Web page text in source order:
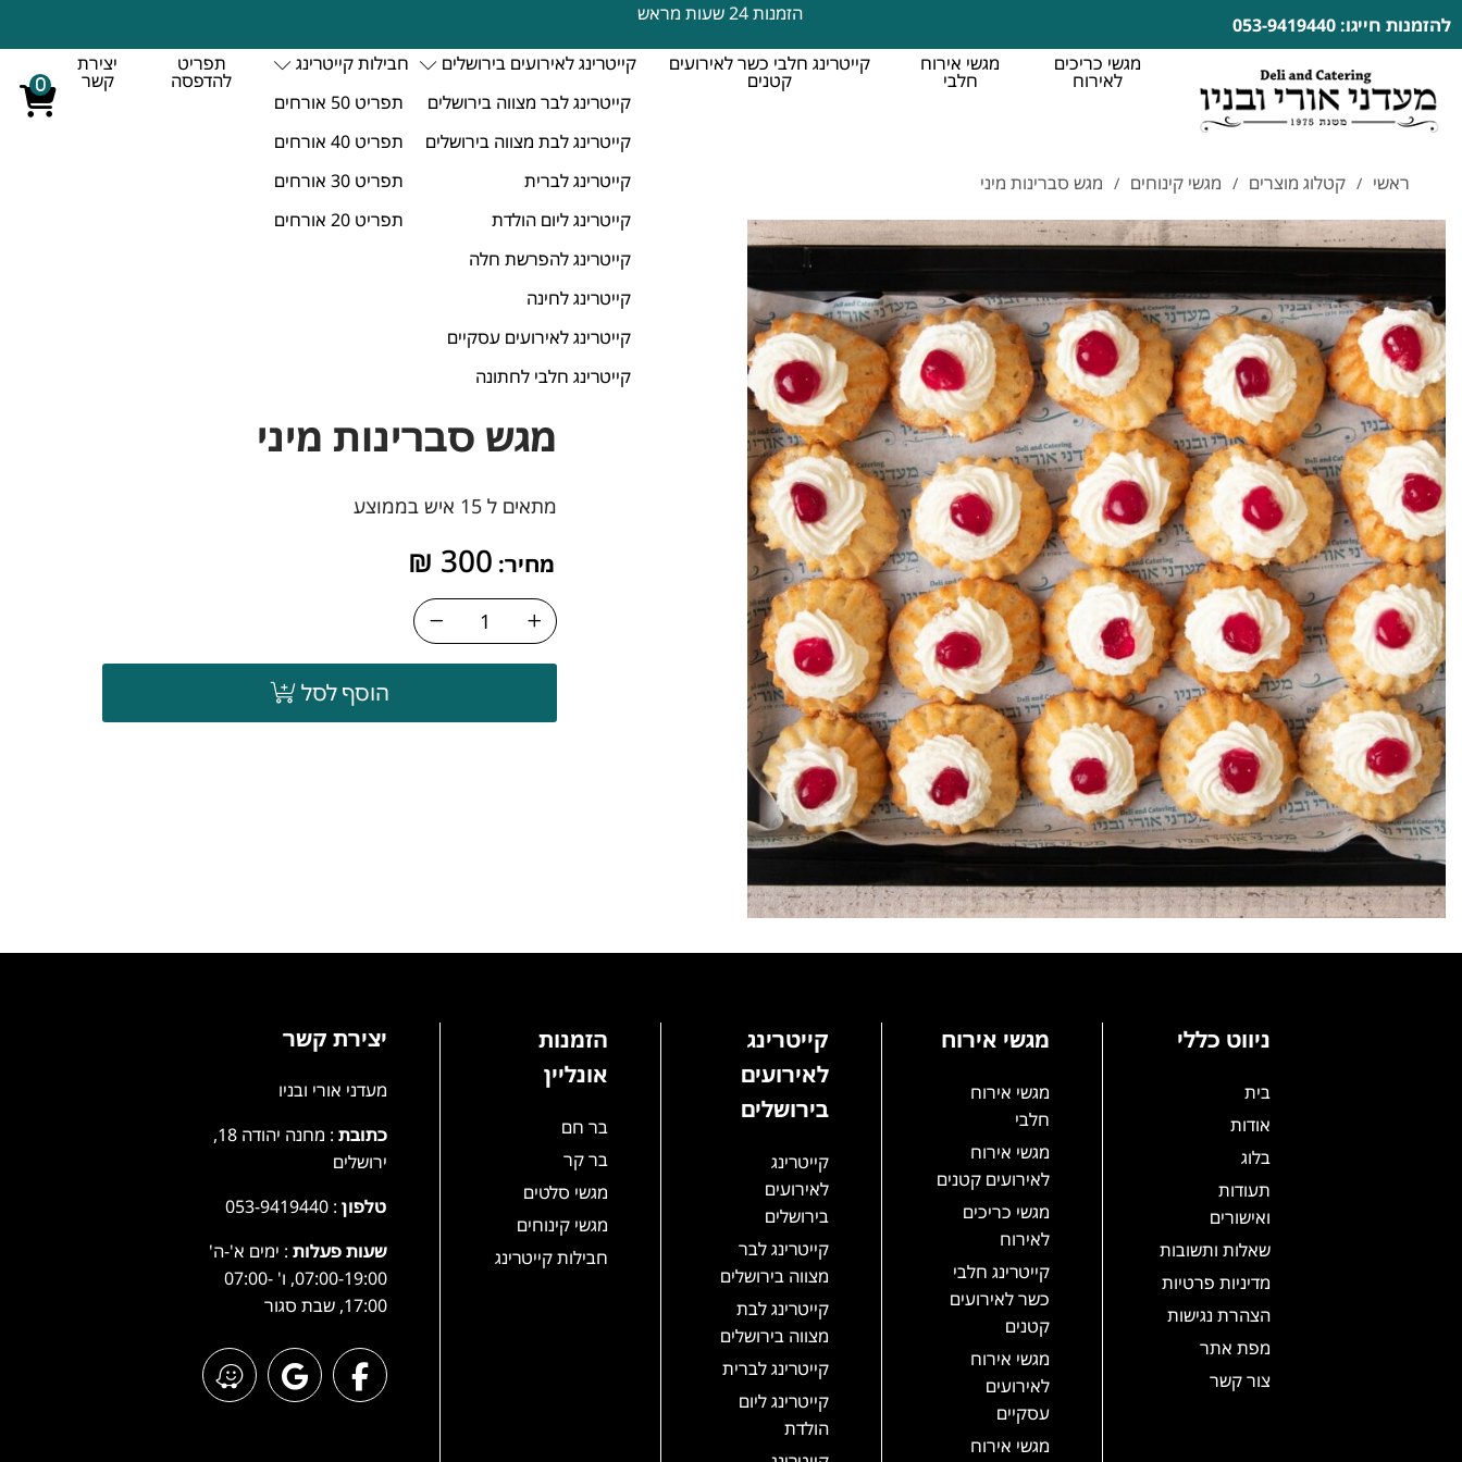
הזמנות 24 שעות מראש
להזמנות חייגו: 053-9419440
מגשי כריכים
לאירוח
מגשי אירוח
חלבי
קייטרינג חלבי כשר לאירועים
קטנים
קייטרינג לאירועים בירושלים
קייטרינג לבר מצווה בירושלים
קייטרינג לבת מצווה בירושלים
קייטרינג לברית
קייטרינג ליום הולדת
קייטרינג להפרשת חלה
קייטרינג לחינה
קייטרינג לאירועים עסקיים
קייטרינג חלבי לחתונה
חבילות קייטרינג
תפריט 50 אורחים
תפריט 40 אורחים
תפריט 30 אורחים
תפריט 20 אורחים
תפריט
להדפסה
יצירת
קשר 0
ראשי / קטלוג מוצרים / מגשי קינוחים / מגש סברינות מיני
מגש סברינות מיני
מתאים ל 15 איש בממוצע
מחיר: 300
₪
הוסף לסל
ניווט כללי
בית
אודות
בלוג
תעודות
ואישורים
שאלות ותשובות
מדיניות פרטיות
הצהרת נגישות
מפת אתר
צור קשר
מגשי אירוח
מגשי אירוח
חלבי
מגשי אירוח
לאירועים קטנים
מגשי כריכים
לאירוח
קייטרינג חלבי
כשר לאירועים
קטנים
מגשי אירוח
לאירועים
עסקיים
מגשי אירוח
קייטרינג
לאירועים
בירושלים
קייטרינג
לאירועים
בירושלים
קייטרינג לבר
מצווה בירושלים
קייטרינג לבת
מצווה בירושלים
קייטרינג לברית
קייטרינג ליום
הולדת
הזמנות
אונליין
בר חם
בר קר
מגשי סלטים
מגשי קינוחים
חבילות קייטרינג
יצירת קשר
מעדני אורי ובניו
כתובת
: מחנה יהודה 18,
ירושלים
טלפון :
053-9419440
שעות פעלות : ימים א'-ה'
07:00-19:00, ו' 07:00-
17:00, שבת סגור